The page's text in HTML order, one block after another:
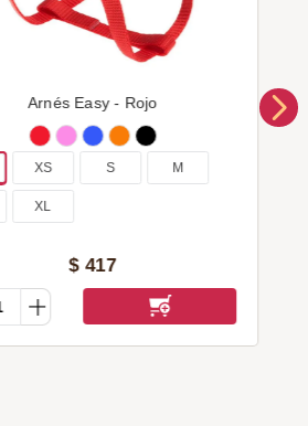
Arnés Easy - Rojo
XS S M
XL
$ 417